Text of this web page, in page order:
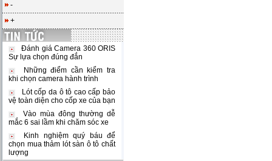
-
+
Đánh giá Camera 360 ORIS
Sự lựa chọn đúng đắn
Những điểm cần kiểm tra
khi chọn camera hành trình
Lót cốp da ô tô cao cấp bảo
vệ toàn diện cho cốp xe của bạn
Vào mùa đông thường dễ
mắc 6 sai lầm khi chăm sóc xe
Kinh nghiệm quý báu để
chọn mua thảm lót sàn ô tô chất
lượng